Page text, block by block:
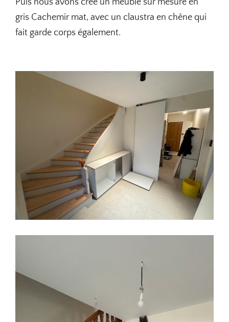
Puis nous avons créé un meuble sur mesure en
gris Cachemir mat, avec un claustra en chêne qui
fait garde corps également.